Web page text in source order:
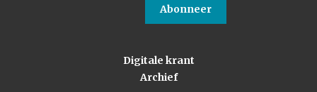
Abonneer
Digitale krant
Archief